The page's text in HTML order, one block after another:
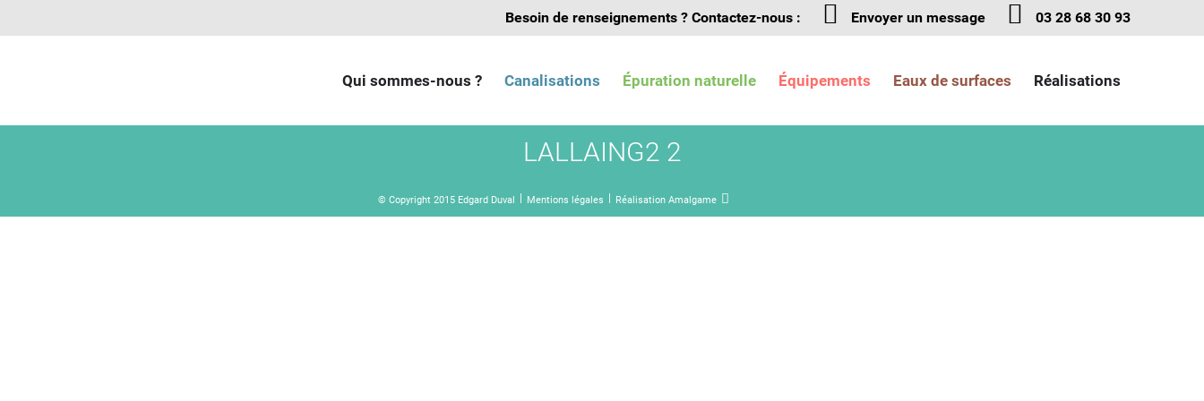
Besoin de renseignements ? Contactez-nous : Envoyer un message 03 28 68 30 93
Qui sommes-nous ? Canalisations Épuration naturelle Équipements Eaux de surfaces Réalisations
LALLAING2 2
© Copyright 2015 Edgard Duval Mentions légales Réalisation Amalgame